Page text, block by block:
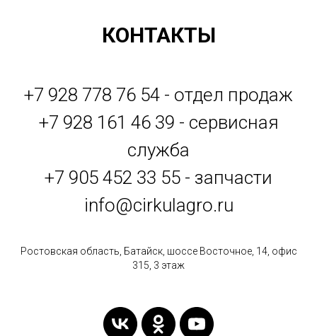
КОНТАКТЫ
+7 928 778 76 54 - отдел продаж
+7 928 161 46 39 - сервисная
служба
+7 905 452 33 55 - запчасти
info@cirkulagro.ru
Ростовская область, Батайск, шоссе Восточное, 14, офис
315, 3 этаж